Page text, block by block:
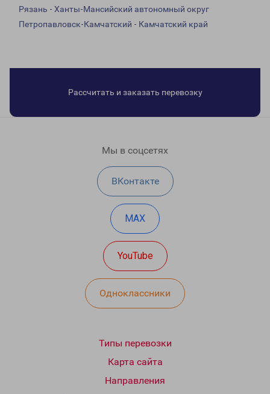
Рязань - Ханты-Мансийский автономный округ
Петропавловск-Камчатский - Камчатский край
Рассчитать и заказать перевозку
Мы в соцсетях
ВКонтакте
MAX
YouTube
Одноклассники
Типы перевозки
Карта сайта
Направления